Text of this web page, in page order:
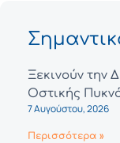
Ξεκινούν την
Οστικής
7 Αυγούστου, 2026
Περισσότερα »